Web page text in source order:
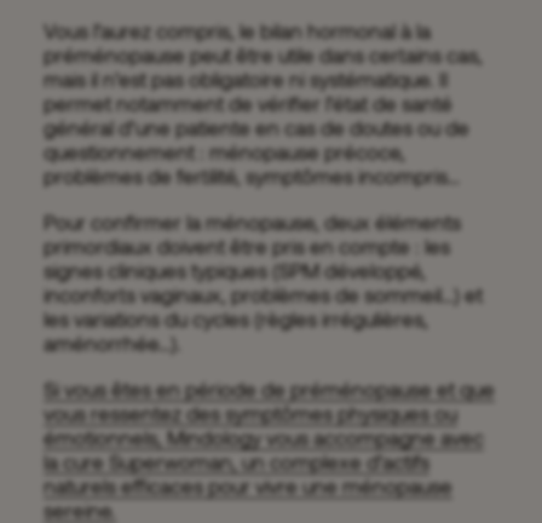
Vous l’aurez compris, le bilan hormonal à la
préménopause peut être utile dans certains cas,
mais il n’est pas obligatoire ni systématique. Il
permet notamment de vérifier l’état de santé
général d’une patiente en cas de doutes ou de
questionnement : ménopause précoce,
problèmes de fertilité, symptômes incompris…
Pour confirmer la ménopause, deux éléments
primordiaux doivent être pris en compte : les
signes cliniques typiques (SPM développé,
inconforts vaginaux, problèmes de sommeil…) et
les variations du cycles (règles irrégulières,
aménorrhée…).
Si vous êtes en période de préménopause et que
vous ressentez des symptômes physiques ou
émotionnels, Mindology vous accompagne avec
la cure Superwoman, un complexe d’actifs
naturels efficaces pour vivre une ménopause
sereine.